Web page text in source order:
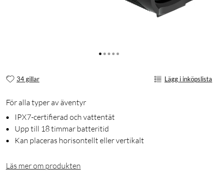
34 gillar Lägg i inköpslista
För alla typer av äventyr
IPX7-certifierad och vattentät
Upp till 18 timmar batteritid
Kan placeras horisontellt eller vertikalt
Läs mer om produkten